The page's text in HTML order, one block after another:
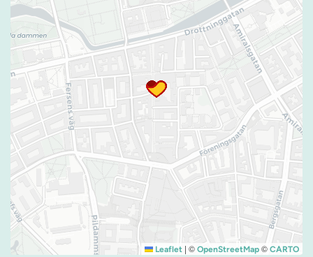
Leaflet | © OpenStreetMap © CARTO